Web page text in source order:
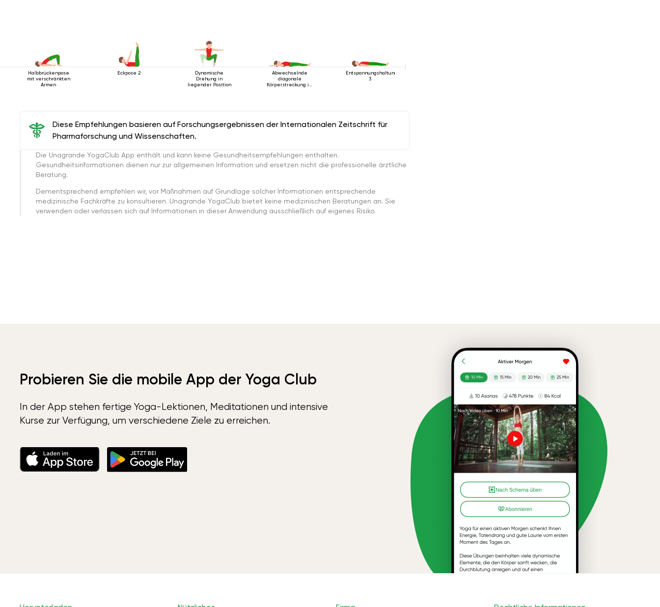
Halbbrückenpose
mit verschränkten
Armen
Eckpose 2
Dynamische
Drehung in
liegender Position
Abwechselnde
diagonale
Körperstreckung im
Entspannungshaltung
3
Diese Empfehlungen basieren auf Forschungsergebnissen der Internationalen Zeitschrift für
Pharmaforschung und Wissenschaften.
Die Unagrande YogaClub App enthält und kann keine Gesundheitsempfehlungen enthalten.
Gesundheitsinformationen dienen nur zur allgemeinen Information und ersetzen nicht die professionelle ärztliche
Beratung.
Dementsprechend empfehlen wir, vor Maßnahmen auf Grundlage solcher Informationen entsprechende
medizinische Fachkräfte zu konsultieren. Unagrande YogaClub bietet keine medizinischen Beratungen an. Sie
verwenden oder verlassen sich auf Informationen in dieser Anwendung ausschließlich auf eigenes Risiko.
Probieren Sie die mobile App der Yoga Club
In der App stehen fertige Yoga-Lektionen, Meditationen und intensive
Kurse zur Verfügung, um verschiedene Ziele zu erreichen.